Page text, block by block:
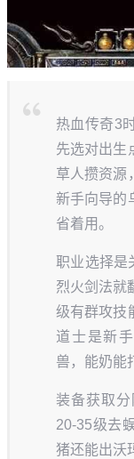
热血传奇3
先选对出生
草人攒资源
新手向导的
省着用。
职业选择是
烈火剑法就
级有群攻技
道士是新
兽，能奶能
装备获取分
20-35级去
猪还能出沃